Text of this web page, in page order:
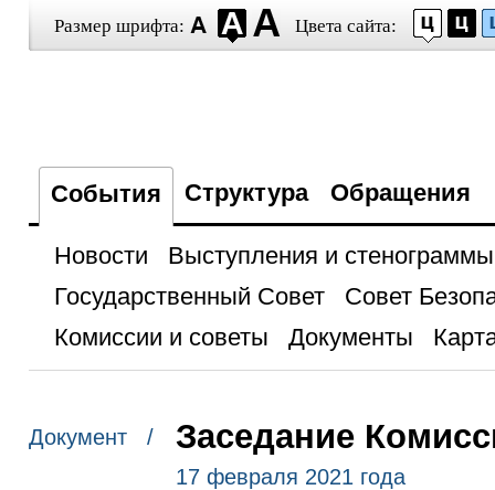
Размер шрифта: Цвета сайта:
События Структура Обращения
Новости
Выступления и стенограммы
Государственный Совет
Совет
Комиссии и советы
Документы
Документ / Заседание
17 февраля 2021 года